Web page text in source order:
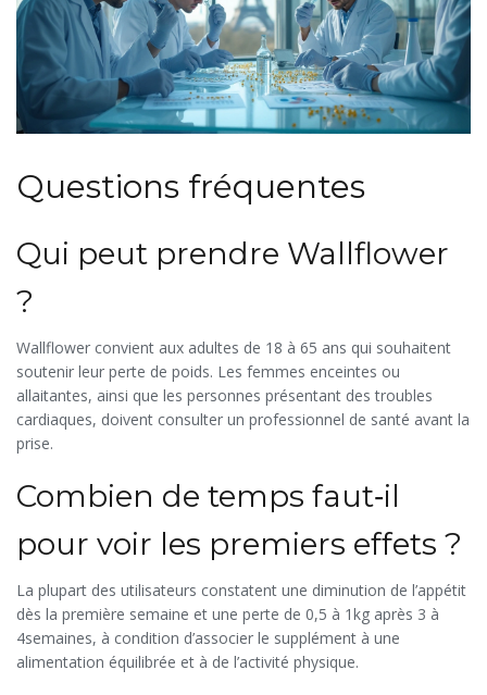
Questions fréquentes
Qui peut prendre Wallflower
?
Wallflower convient aux adultes de 18 à 65 ans qui souhaitent
soutenir leur perte de poids. Les femmes enceintes ou
allaitantes, ainsi que les personnes présentant des troubles
cardiaques, doivent consulter un professionnel de santé avant la
prise.
Combien de temps faut‑il
pour voir les premiers effets ?
La plupart des utilisateurs constatent une diminution de l’appétit
dès la première semaine et une perte de 0,5 à 1kg après 3 à
4semaines, à condition d’associer le supplément à une
alimentation équilibrée et à de l’activité physique.